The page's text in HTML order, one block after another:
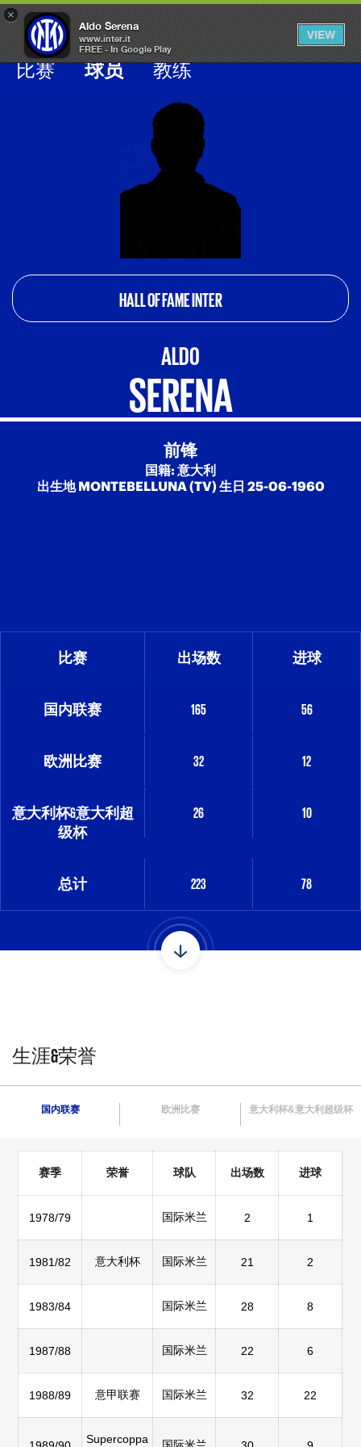
×
Aldo Serena
www.inter.it
FREE - In Google Play
VIEW
OPEN
MENU
比赛 球员 教练
Galleria calciatori inter
HALL OF FAME INTER
ALDO
SERENA
前锋
国籍: 意大利
出生地 MONTEBELLUNA (TV) 生日 25-06-1960
比赛 出场数 进球
国内联赛 165 56
欧洲比赛 32 12
意大利杯&意大利超
级杯
26 10
总计 223 78
生涯&荣誉
意大利杯&意大利超级杯
欧洲比赛
国内联赛
赛季 荣誉 球队 出场数 进球
1978/79 国际米兰 2 1
1981/82 意大利杯 国际米兰 21 2
1983/84 国际米兰 28 8
1987/88 国际米兰 22 6
1988/89 意甲联赛 国际米兰 32 22
Supercoppa